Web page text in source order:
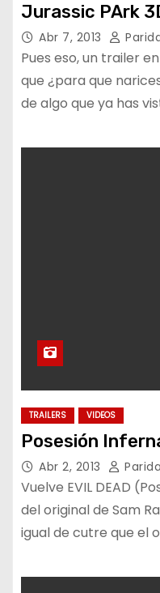
Jurassic PArk
Abr 7, 2013
Pues eso, un trailer
que ¿para que
de algo que ya has
TRAILERS VIDEOS
Posesión
Abr 2, 2013
Vuelve EVIL DEAD
del original de Sam
igual de cutre que el